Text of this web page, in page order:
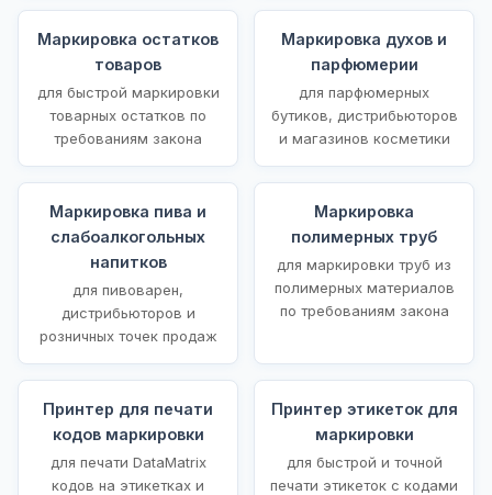
Маркировка остатков
товаров
для быстрой маркировки
товарных остатков по
требованиям закона
Маркировка духов и
парфюмерии
для парфюмерных
бутиков, дистрибьюторов
и магазинов косметики
Маркировка пива и
слабоалкогольных
напитков
для пивоварен,
дистрибьюторов и
розничных точек продаж
Маркировка
полимерных труб
для маркировки труб из
полимерных материалов
по требованиям закона
Принтер для печати
кодов маркировки
для печати DataMatrix
кодов на этикетках и
Принтер этикеток для
маркировки
для быстрой и точной
печати этикеток с кодами